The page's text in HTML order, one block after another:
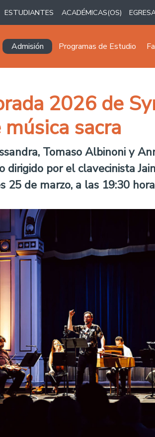
ESTUDIANTES ACADÉMICAS(OS)
Navegación principal
Admisión Programas de Estudio
2026 de
sacra
Tomaso Albinoni y
por el clavecinista
25 de marzo, a las 19:30